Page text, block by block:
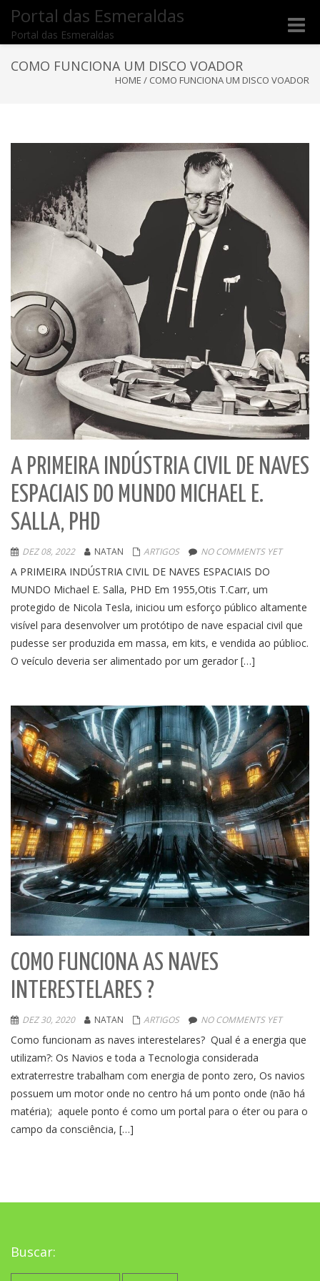
Portal das Esmeraldas
Portal das Esmeraldas
Toggle
COMO FUNCIONA UM DISCO VOADOR
HOME / COMO FUNCIONA UM DISCO VOADOR
A PRIMEIRA INDÚSTRIA CIVIL DE NAVES
ESPACIAIS DO MUNDO MICHAEL E.
SALLA, PHD
DEZ 08, 2022 NATAN ARTIGOS NO COMMENTS YET
A PRIMEIRA INDÚSTRIA CIVIL DE NAVES ESPACIAIS DO
MUNDO Michael E. Salla, PHD Em 1955,Otis T.Carr, um
protegido de Nicola Tesla, iniciou um esforço público altamente
visível para desenvolver um protótipo de nave espacial civil que
pudesse ser produzida em massa, em kits, e vendida ao públioc.
O veículo deveria ser alimentado por um gerador […]
COMO FUNCIONA AS NAVES
INTERESTELARES ?
DEZ 30, 2020 NATAN ARTIGOS NO COMMENTS YET
Como funcionam as naves interestelares? Qual é a energia que
utilizam?: Os Navios e toda a Tecnologia considerada
extraterrestre trabalham com energia de ponto zero, Os navios
possuem um motor onde no centro há um ponto onde (não há
matéria); aquele ponto é como um portal para o éter ou para o
campo da consciência, […]
Buscar: